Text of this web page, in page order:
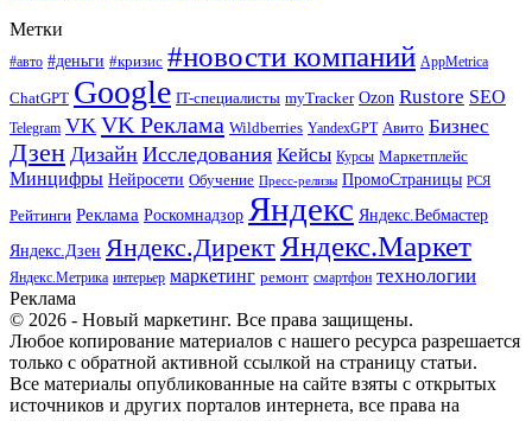
Метки
#авто #деньги #кризис #новости компаний AppMetrica
ChatGPT Google IT-специалисты myTracker Ozon Rustore SEO
Telegram VK VK Реклама Wildberries YandexGPT Авито Бизнес
Дзен Дизайн Исследования Кейсы Курсы Маркетплейс
Минцифры Нейросети Обучение Пресс-релизы ПромоСтраницы РСЯ
Рейтинги Реклама Роскомнадзор Яндекс Яндекс.Вебмастер
Яндекс.Дзен Яндекс.ДиректЯндекс.Маркет
Яндекс.Метрика интерьер маркетинг ремонт смартфон технологии
Реклама
© 2026 - Новый маркетинг. Все права защищены.
Любое копирование материалов с нашего ресурса разрешается
только с обратной активной ссылкой на страницу статьи.
Все материалы опубликованные на сайте взяты с открытых
источников и других порталов интернета, все права на